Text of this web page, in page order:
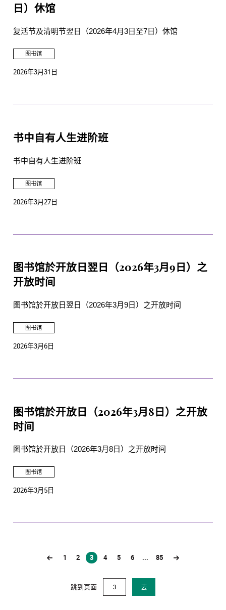
日）休馆
复活节及清明节翌日（2026年4月3日至7日）休馆
图书馆
2026年3月31日
书中自有人生进阶班
书中自有人生进阶班
图书馆
2026年3月27日
图书馆於开放日翌日（2026年3月9日）之
开放时间
图书馆於开放日翌日（2026年3月9日）之开放时间
图书馆
2026年3月6日
图书馆於开放日（2026年3月8日）之开放
时间
图书馆於开放日（2026年3月8日）之开放时间
图书馆
2026年3月5日
1 2 3
(current)
4 5 6 ... 85
跳到页面 去